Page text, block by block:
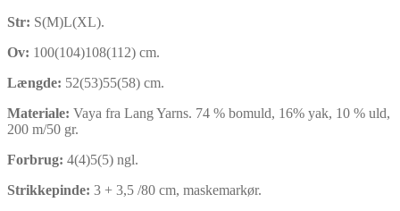
Str: S(M)L(XL).
Ov: 100(104)108(112) cm.
Længde: 52(53)55(58) cm.
Materiale: Vaya fra Lang Yarns. 74 % bomuld, 16% yak, 10 % uld,
200 m/50 gr.
Forbrug: 4(4)5(5) ngl.
Strikkepinde: 3 + 3,5 /80 cm, maskemarkør.